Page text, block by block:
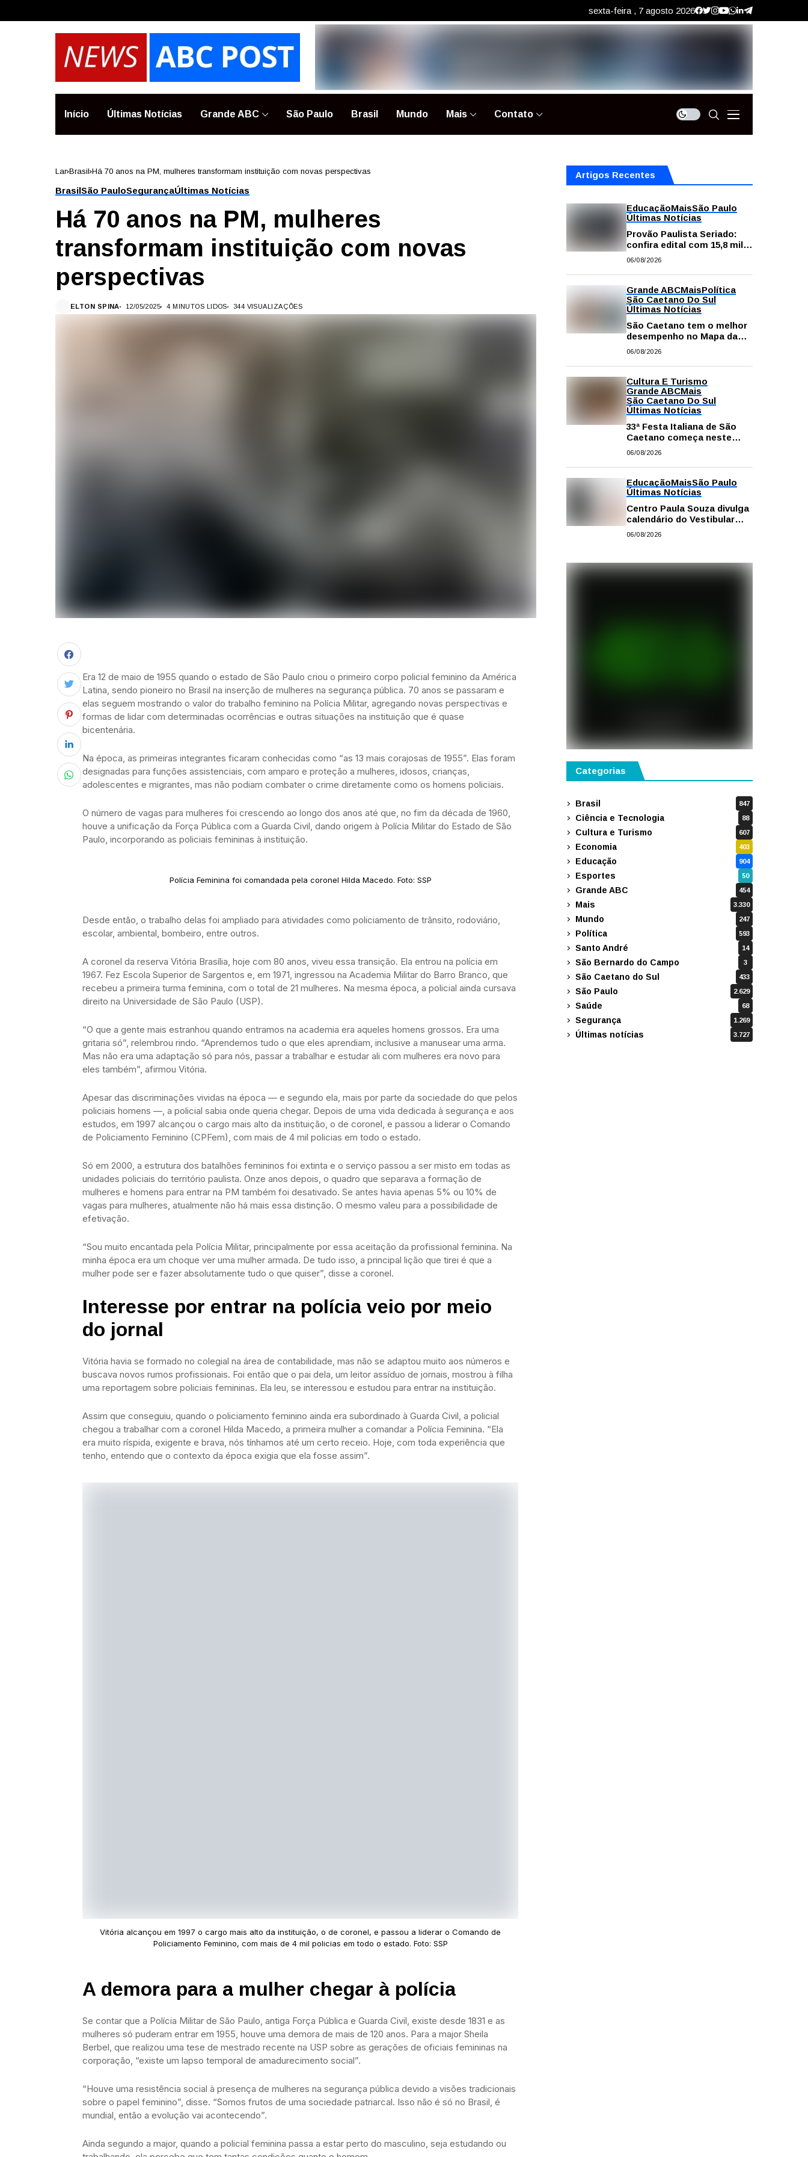
sexta-feira , 7 agosto 2026
Início Últimas Notícias Grande ABC São Paulo Brasil Mundo Mais Contato
Lar Brasil Há 70 anos na PM, mulheres transformam instituição com novas perspectivas
BrasilSão PauloSegurançaÚltimas Notícias
Há 70 anos na PM, mulheres
transformam instituição com novas
perspectivas
ELTON SPINA 12/05/2025 4 MINUTOS LIDOS 344 VISUALIZAÇÕES
Era 12 de maio de 1955 quando o estado de São Paulo criou o primeiro corpo policial feminino da América
Latina, sendo pioneiro no Brasil na inserção de mulheres na segurança pública. 70 anos se passaram e
elas seguem mostrando o valor do trabalho feminino na Polícia Militar, agregando novas perspectivas e
formas de lidar com determinadas ocorrências e outras situações na instituição que é quase
bicentenária.
Na época, as primeiras integrantes ficaram conhecidas como “as 13 mais corajosas de 1955”. Elas foram
designadas para funções assistenciais, com amparo e proteção a mulheres, idosos, crianças,
adolescentes e migrantes, mas não podiam combater o crime diretamente como os homens policiais.
O número de vagas para mulheres foi crescendo ao longo dos anos até que, no fim da década de 1960,
houve a unificação da Força Pública com a Guarda Civil, dando origem à Polícia Militar do Estado de São
Paulo, incorporando as policiais femininas à instituição.
Polícia Feminina foi comandada pela coronel Hilda Macedo. Foto: SSP
Desde então, o trabalho delas foi ampliado para atividades como policiamento de trânsito, rodoviário,
escolar, ambiental, bombeiro, entre outros.
A coronel da reserva Vitória Brasília, hoje com 80 anos, viveu essa transição. Ela entrou na polícia em
1967. Fez Escola Superior de Sargentos e, em 1971, ingressou na Academia Militar do Barro Branco, que
recebeu a primeira turma feminina, com o total de 21 mulheres. Na mesma época, a policial ainda cursava
direito na Universidade de São Paulo (USP).
“O que a gente mais estranhou quando entramos na academia era aqueles homens grossos. Era uma
gritaria só”, relembrou rindo. “Aprendemos tudo o que eles aprendiam, inclusive a manusear uma arma.
Mas não era uma adaptação só para nós, passar a trabalhar e estudar ali com mulheres era novo para
eles também”, afirmou Vitória.
Apesar das discriminações vividas na época — e segundo ela, mais por parte da sociedade do que pelos
policiais homens —, a policial sabia onde queria chegar. Depois de uma vida dedicada à segurança e aos
estudos, em 1997 alcançou o cargo mais alto da instituição, o de coronel, e passou a liderar o Comando
de Policiamento Feminino (CPFem), com mais de 4 mil policias em todo o estado.
Só em 2000, a estrutura dos batalhões femininos foi extinta e o serviço passou a ser misto em todas as
unidades policiais do território paulista. Onze anos depois, o quadro que separava a formação de
mulheres e homens para entrar na PM também foi desativado. Se antes havia apenas 5% ou 10% de
vagas para mulheres, atualmente não há mais essa distinção. O mesmo valeu para a possibilidade de
efetivação.
“Sou muito encantada pela Polícia Militar, principalmente por essa aceitação da profissional feminina. Na
minha época era um choque ver uma mulher armada. De tudo isso, a principal lição que tirei é que a
mulher pode ser e fazer absolutamente tudo o que quiser”, disse a coronel.
Interesse por entrar na polícia veio por meio
do jornal
Vitória havia se formado no colegial na área de contabilidade, mas não se adaptou muito aos números e
buscava novos rumos profissionais. Foi então que o pai dela, um leitor assíduo de jornais, mostrou à filha
uma reportagem sobre policiais femininas. Ela leu, se interessou e estudou para entrar na instituição.
Assim que conseguiu, quando o policiamento feminino ainda era subordinado à Guarda Civil, a policial
chegou a trabalhar com a coronel Hilda Macedo, a primeira mulher a comandar a Polícia Feminina. “Ela
era muito ríspida, exigente e brava, nós tínhamos até um certo receio. Hoje, com toda experiência que
tenho, entendo que o contexto da época exigia que ela fosse assim”.
Vitória alcançou em 1997 o cargo mais alto da instituição, o de coronel, e passou a liderar o Comando de
Policiamento Feminino, com mais de 4 mil policias em todo o estado. Foto: SSP
A demora para a mulher chegar à polícia
Se contar que a Polícia Militar de São Paulo, antiga Força Pública e Guarda Civil, existe desde 1831 e as
mulheres só puderam entrar em 1955, houve uma demora de mais de 120 anos. Para a major Sheila
Berbel, que realizou uma tese de mestrado recente na USP sobre as gerações de oficiais femininas na
corporação, “existe um lapso temporal de amadurecimento social”.
“Houve uma resistência social à presença de mulheres na segurança pública devido a visões tradicionais
sobre o papel feminino”, disse. “Somos frutos de uma sociedade patriarcal. Isso não é só no Brasil, é
mundial, então a evolução vai acontecendo”.
Ainda segundo a major, quando a policial feminina passa a estar perto do masculino, seja estudando ou
Artigos Recentes
EducaçãoMaisSão Paulo
Últimas Notícias
Provão Paulista Seriado:
confira edital com 15,8 mil
vagas para ensino superior
06/08/2026
Grande ABCMaisPolítica
São Caetano Do Sul
Últimas Notícias
São Caetano tem o melhor
desempenho no Mapa da
Desigualdade da Grande SP
06/08/2026
Cultura E Turismo
Grande ABCMais
São Caetano Do Sul
Últimas Notícias
33ª Festa Italiana de São
Caetano começa neste
sábado com mais barracas
e atrações
06/08/2026
EducaçãoMaisSão Paulo
Últimas Notícias
Centro Paula Souza divulga
calendário do Vestibular
das Fatecs para o primeiro
06/08/2026
Categorias
Brasil 847
Ciência e Tecnologia 88
Cultura e Turismo 607
Economia 403
Educação 904
Esportes 50
Grande ABC 454
Mais 3.330
Mundo 247
Política 593
Santo André 14
São Bernardo do Campo 3
São Caetano do Sul 433
São Paulo 2.629
Saúde 68
Segurança 1.269
Últimas notícias 3.727